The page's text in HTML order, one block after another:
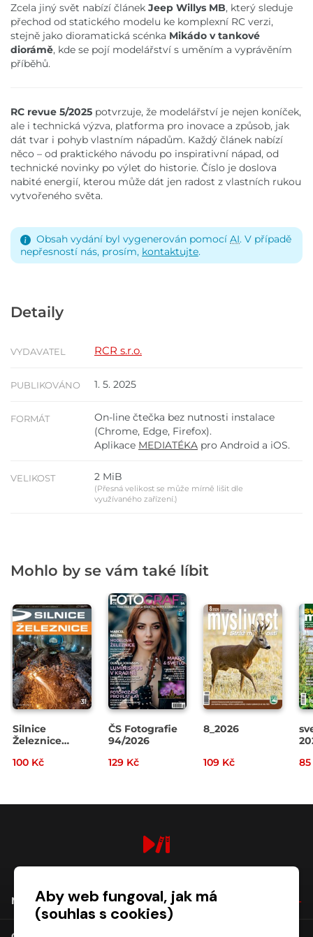
Zcela jiný svět nabízí článek Jeep Willys MB, který sleduje
přechod od statického modelu ke komplexní RC verzi,
stejně jako dioramatická scénka Mikádo v tankové
diorámě, kde se pojí modelářství s uměním a vyprávěním
příběhů.
RC revue 5/2025 potvrzuje, že modelářství je nejen koníček,
ale i technická výzva, platforma pro inovace a způsob, jak
dát tvar i pohyb vlastním nápadům. Každý článek nabízí
něco – od praktického návodu po inspirativní nápad, od
technické novinky po výlet do historie. Číslo je doslova
nabité energií, kterou může dát jen radost z vlastních rukou
vytvořeného světa.
Obsah vydání byl vygenerován pomocí AI. V případě
nepřesností nás, prosím, kontaktujte.
Detaily
VYDAVATEL RCR s.r.o.
PUBLIKOVÁNO 1. 5. 2025
FORMÁT
On-line čtečka bez nutnosti instalace
(Chrome, Edge, Firefox).
Aplikace MEDIATÉKA pro Android a iOS.
VELIKOST 2 MiB
(Přesná velikost se může mírně lišit dle
využívaného zařízení.)
Mohlo by se vám také líbit
Silnice
Železnice
100 Kč
ČS Fotografie
94/2026
129 Kč
8_2026
109 Kč
85
NÁKUPAby web fungoval, jak má
(souhlas s cookies)